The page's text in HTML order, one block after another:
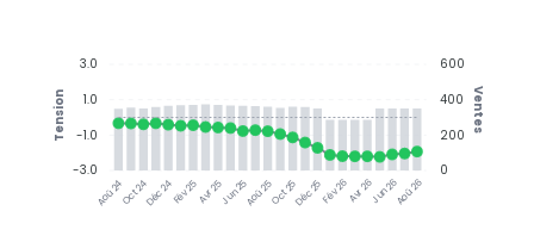
Aoû 24Oct 24Déc 24Fév 25Avr 25Jun 25Aoû 25Oct 25Déc 25Fév 26Avr 26Jun 26Aoû 26
600
400
200
0
Ventes
3.0
1.0
-1.0
-3.0
Tension